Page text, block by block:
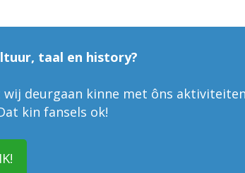
taal en history?
deurgaan kinne met ôns
kin fansels ok!